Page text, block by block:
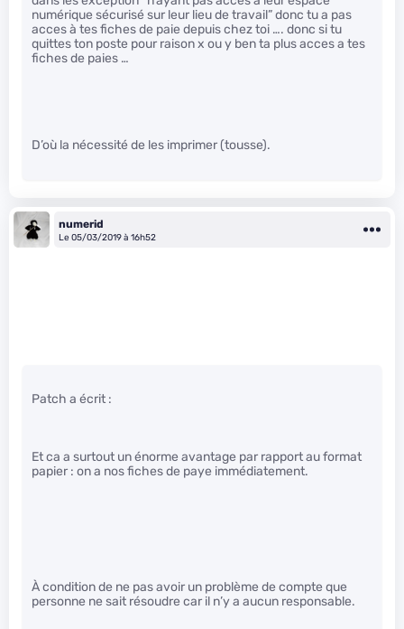
numérique sécurisé sur leur lieu de travail” donc tu a pas
acces à tes fiches de paie depuis chez toi …. donc si tu
quittes ton poste pour raison x ou y ben ta plus acces a tes
fiches de paies …
D’où la nécessité de les imprimer (tousse).
numerid
Le 05/03/2019 à 16h52
Patch a écrit :
Et ca a surtout un énorme avantage par rapport au format
papier : on a nos fiches de paye immédiatement.
À condition de ne pas avoir un problème de compte que
personne ne sait résoudre car il n’y a aucun responsable.